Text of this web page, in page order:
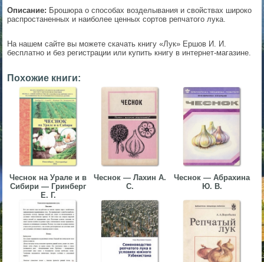
Описание: Брошюра о способах возделывания и свойствах широко
распростаненных и наиболее ценных сортов репчатого лука.
На нашем сайте вы можете скачать книгу «Лук» Ершов И. И.
бесплатно и без регистрации или купить книгу в интернет-магазине.
Похожие книги:
Чеснок на Урале и в
Сибири — Гринберг
Е. Г.
Чеснок — Лахин А.
С.
Чеснок — Абрахина
Ю. В.
▼
▼
▼